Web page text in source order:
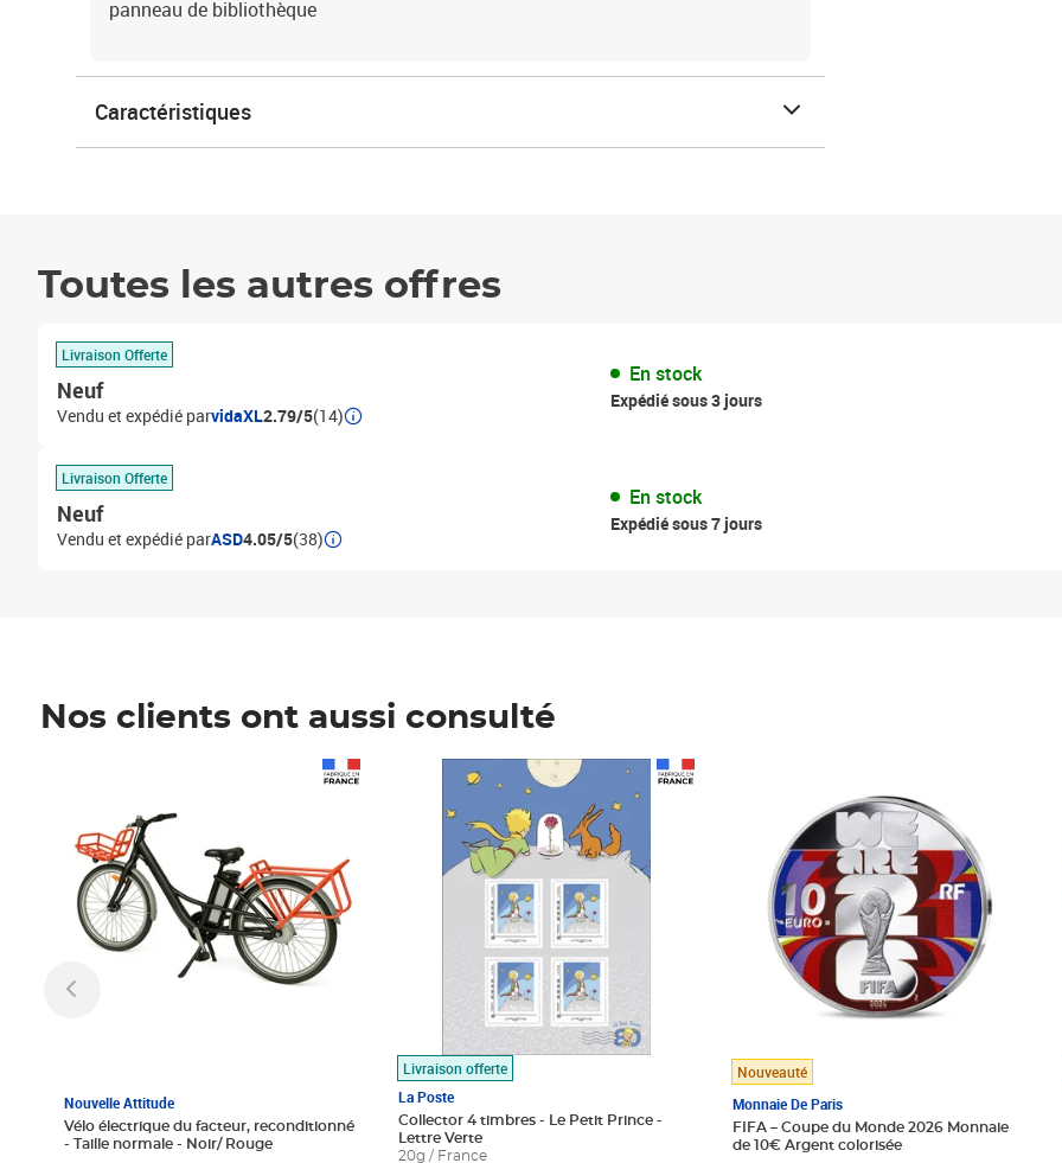
panneau de bibliothèque
Caractéristiques
Toutes les autres offres
Livraison Offerte
Neuf
Vendu et expédié parvidaXL2.79/5(14)
En stock
Expédié sous 3 jours
Livraison Offerte
Neuf
Vendu et expédié parASD4.05/5(38)
En stock
Expédié sous 7 jours
Nos clients ont aussi consulté
Nouvelle Attitude
Vélo électrique du facteur, reconditionné
- Taille normale - Noir/ Rouge
Livraison offerte
La Poste
Collector 4 timbres - Le Petit Prince -
Lettre Verte
20g / France
Prix 7,50€
Nouveauté
Monnaie De Paris
FIFA – Coupe du Monde 2026 Monnaie
de 10€ Argent colorisée